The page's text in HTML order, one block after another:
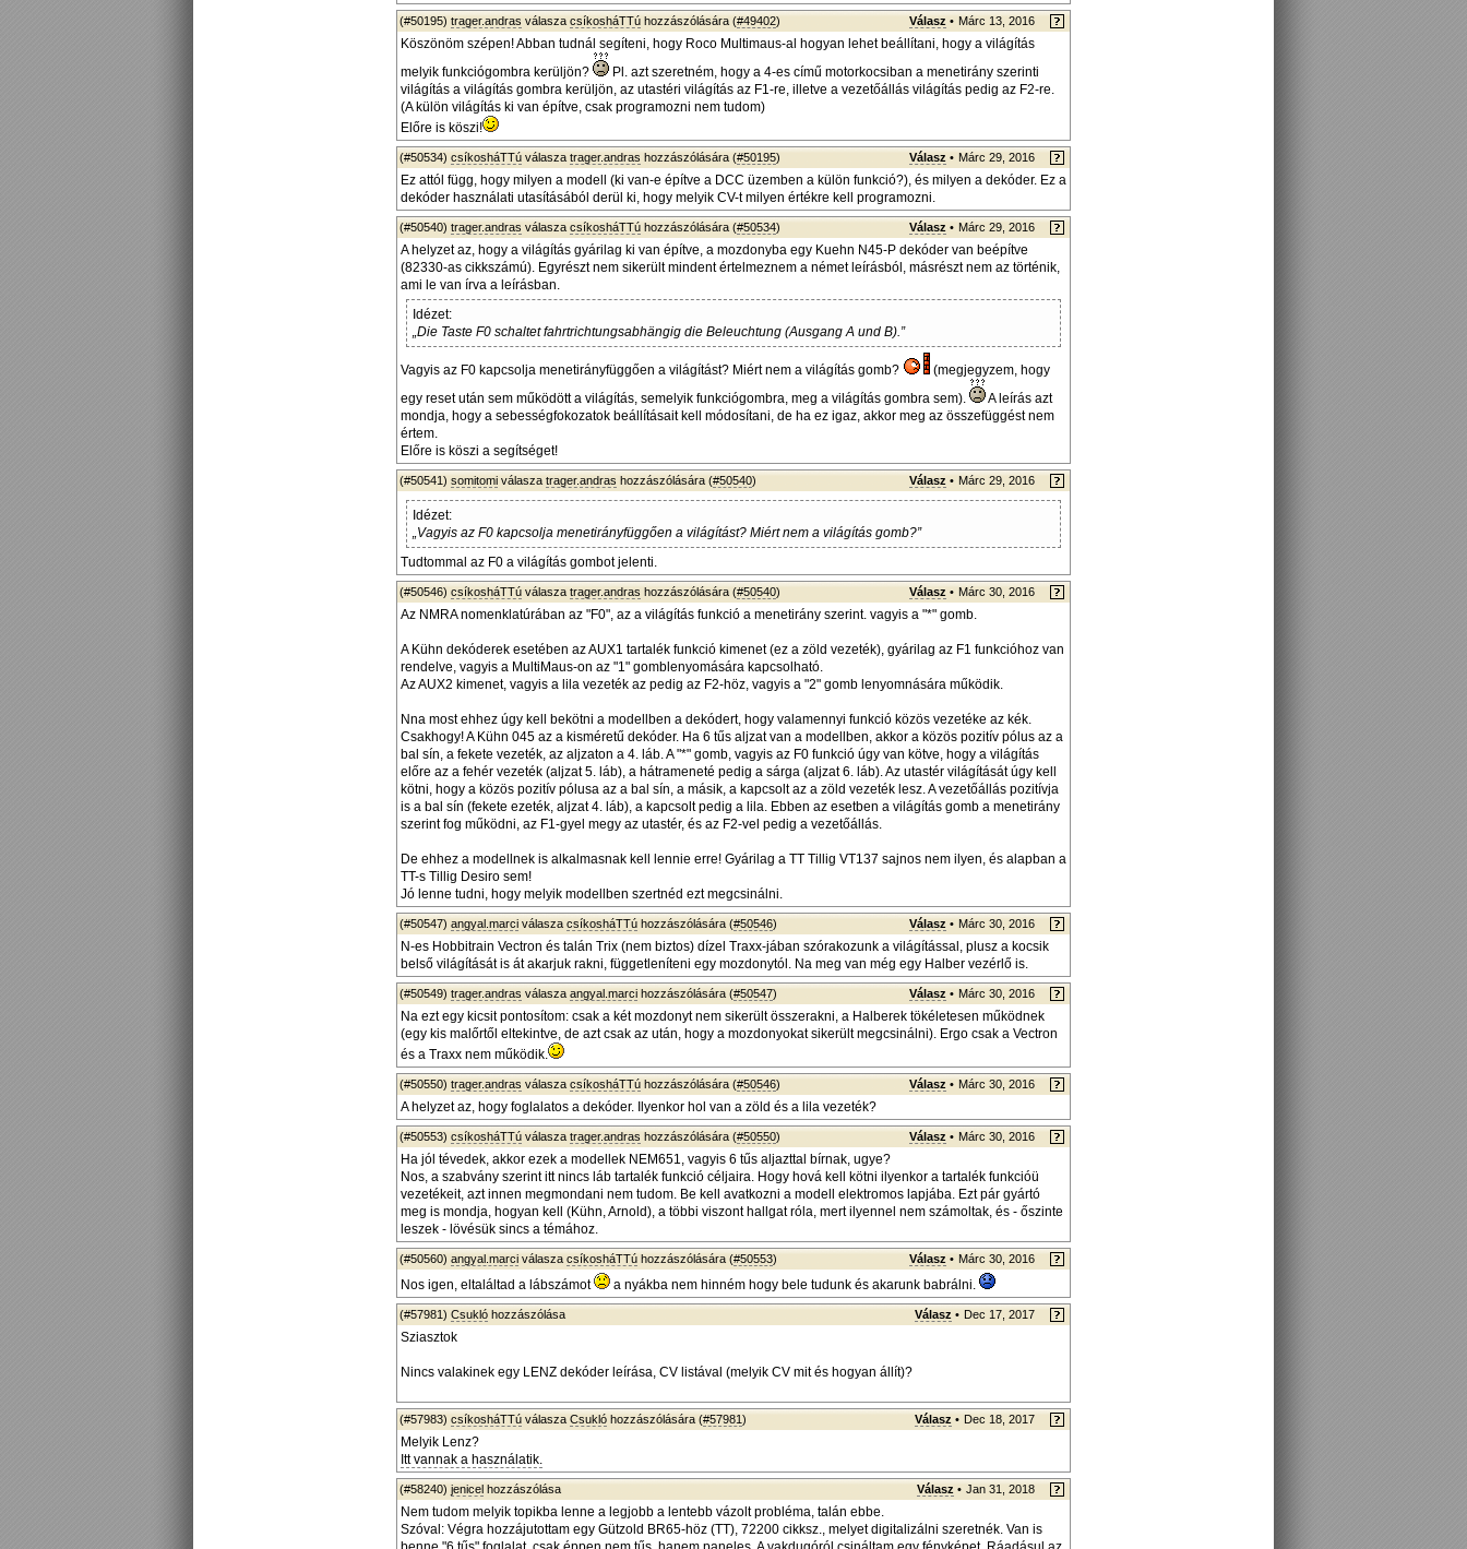
(#50195) trager.andras válasza csíkosháTTú hozzászólására (#49402) Válasz • Márc 13, 2016
Köszönöm szépen! Abban tudnál segíteni, hogy Roco Multimaus-al hogyan lehet beállítani, hogy a világítás
melyik funkciógombra kerüljön?
Pl. azt szeretném, hogy a 4-es című motorkocsiban a menetirány szerinti
világítás a világítás gombra kerüljön, az utastéri világítás az F1-re, illetve a vezetőállás világítás pedig az F2-re.
(A külön világítás ki van építve, csak programozni nem tudom)
Előre is köszi!
(#50534) csíkosháTTú válasza trager.andras hozzászólására (#50195) Válasz • Márc 29, 2016
Ez attól függ, hogy milyen a modell (ki van-e építve a DCC üzemben a külön funkció?), és milyen a dekóder. Ez a
dekóder használati utasításából derül ki, hogy melyik CV-t milyen értékre kell programozni.
(#50540) trager.andras válasza csíkosháTTú hozzászólására (#50534) Válasz • Márc 29, 2016
A helyzet az, hogy a világítás gyárilag ki van építve, a mozdonyba egy Kuehn N45-P dekóder van beépítve
(82330-as cikkszámú). Egyrészt nem sikerült mindent értelmeznem a német leírásból, másrészt nem az történik,
ami le van írva a leírásban.
Idézet:
„Die Taste F0 schaltet fahrtrichtungsabhängig die Beleuchtung (Ausgang A und B).”
Vagyis az F0 kapcsolja menetirányfüggően a világítást? Miért nem a világítás gomb?
(megjegyzem, hogy
egy reset után sem működött a világítás, semelyik funkciógombra, meg a világítás gombra sem).
A leírás azt
mondja, hogy a sebességfokozatok beállításait kell módosítani, de ha ez igaz, akkor meg az összefüggést nem
értem.
Előre is köszi a segítséget!
(#50541) somitomi válasza trager.andras hozzászólására (#50540) Válasz • Márc 29, 2016
Idézet:
„Vagyis az F0 kapcsolja menetirányfüggően a világítást? Miért nem a világítás gomb?”
Tudtommal az F0 a világítás gombot jelenti.
(#50546) csíkosháTTú válasza trager.andras hozzászólására (#50540) Válasz • Márc 30, 2016
Az NMRA nomenklatúrában az "F0", az a világítás funkció a menetirány szerint. vagyis a "*" gomb.
A Kühn dekóderek esetében az AUX1 tartalék funkció kimenet (ez a zöld vezeték), gyárilag az F1 funkcióhoz van
rendelve, vagyis a MultiMaus-on az "1" gomblenyomására kapcsolható.
Az AUX2 kimenet, vagyis a lila vezeték az pedig az F2-höz, vagyis a "2" gomb lenyomnására működik.
Nna most ehhez úgy kell bekötni a modellben a dekódert, hogy valamennyi funkció közös vezetéke az kék.
Csakhogy! A Kühn 045 az a kisméretű dekóder. Ha 6 tűs aljzat van a modellben, akkor a közös pozitív pólus az a
bal sín, a fekete vezeték, az aljzaton a 4. láb. A "*" gomb, vagyis az F0 funkció úgy van kötve, hogy a világítás
előre az a fehér vezeték (aljzat 5. láb), a hátrameneté pedig a sárga (aljzat 6. láb). Az utastér világítását úgy kell
kötni, hogy a közös pozitív pólusa az a bal sín, a másik, a kapcsolt az a zöld vezeték lesz. A vezetőállás pozitívja
is a bal sín (fekete ezeték, aljzat 4. láb), a kapcsolt pedig a lila. Ebben az esetben a világítás gomb a menetirány
szerint fog működni, az F1-gyel megy az utastér, és az F2-vel pedig a vezetőállás.
De ehhez a modellnek is alkalmasnak kell lennie erre! Gyárilag a TT Tillig VT137 sajnos nem ilyen, és alapban a
TT-s Tillig Desiro sem!
Jó lenne tudni, hogy melyik modellben szertnéd ezt megcsinálni.
(#50547) angyal.marci válasza csíkosháTTú hozzászólására (#50546) Válasz • Márc 30, 2016
N-es Hobbitrain Vectron és talán Trix (nem biztos) dízel Traxx-jában szórakozunk a világítással, plusz a kocsik
belső világítását is át akarjuk rakni, függetleníteni egy mozdonytól. Na meg van még egy Halber vezérlő is.
(#50549) trager.andras válasza angyal.marci hozzászólására (#50547) Válasz • Márc 30, 2016
Na ezt egy kicsit pontosítom: csak a két mozdonyt nem sikerült összerakni, a Halberek tökéletesen működnek
(egy kis malőrtől eltekintve, de azt csak az után, hogy a mozdonyokat sikerült megcsinálni). Ergo csak a Vectron
és a Traxx nem működik.
(#50550) trager.andras válasza csíkosháTTú hozzászólására (#50546) Válasz • Márc 30, 2016
A helyzet az, hogy foglalatos a dekóder. Ilyenkor hol van a zöld és a lila vezeték?
(#50553) csíkosháTTú válasza trager.andras hozzászólására (#50550) Válasz • Márc 30, 2016
Ha jól tévedek, akkor ezek a modellek NEM651, vagyis 6 tűs aljazttal bírnak, ugye?
Nos, a szabvány szerint itt nincs láb tartalék funkció céljaira. Hogy hová kell kötni ilyenkor a tartalék funkcióü
vezetékeit, azt innen megmondani nem tudom. Be kell avatkozni a modell elektromos lapjába. Ezt pár gyártó
meg is mondja, hogyan kell (Kühn, Arnold), a többi viszont hallgat róla, mert ilyennel nem számoltak, és - őszinte
leszek - lövésük sincs a témához.
(#50560) angyal.marci válasza csíkosháTTú hozzászólására (#50553) Válasz • Márc 30, 2016
Nos igen, eltaláltad a lábszámot a nyákba nem hinném hogy bele tudunk és akarunk babrálni.
(#57981) Csukló hozzászólása Válasz • Dec 17, 2017
Sziasztok
Nincs valakinek egy LENZ dekóder leírása, CV listával (melyik CV mit és hogyan állít)?
(#57983) csíkosháTTú válasza Csukló hozzászólására (#57981) Válasz • Dec 18, 2017
Melyik Lenz?
Itt vannak a használatik.
(#58240) jenicel hozzászólása Válasz • Jan 31, 2018
Nem tudom melyik topikba lenne a legjobb a lentebb vázolt probléma, talán ebbe.
Szóval: Végra hozzájutottam egy Gützold BR65-höz (TT), 72200 cikksz., melyet digitalizálni szeretnék. Van is